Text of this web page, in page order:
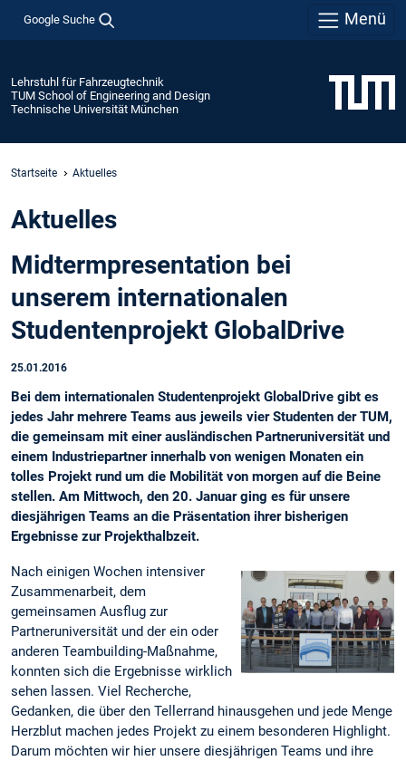
Google Suche Menü
Lehrstuhl für Fahrzeugtechnik
TUM School of Engineering and Design
Technische Universität München
Startseite Aktuelles
Aktuelles
Midtermpresentation bei
unserem internationalen
Studentenprojekt GlobalDrive
25.01.2016
Bei dem internationalen Studentenprojekt GlobalDrive gibt es
jedes Jahr mehrere Teams aus jeweils vier Studenten der TUM,
die gemeinsam mit einer ausländischen Partneruniversität und
einem Industriepartner innerhalb von wenigen Monaten ein
tolles Projekt rund um die Mobilität von morgen auf die Beine
stellen. Am Mittwoch, den 20. Januar ging es für unsere
diesjährigen Teams an die Präsentation ihrer bisherigen
Ergebnisse zur Projekthalbzeit.
Nach einigen Wochen intensiver
Zusammenarbeit, dem
gemeinsamen Ausflug zur
Partneruniversität und der ein oder
anderen Teambuilding-Maßnahme,
konnten sich die Ergebnisse wirklich
sehen lassen. Viel Recherche,
Gedanken, die über den Tellerrand hinausgehen und jede Menge
Herzblut machen jedes Projekt zu einem besonderen Highlight.
Darum möchten wir hier unsere diesjährigen Teams und ihre